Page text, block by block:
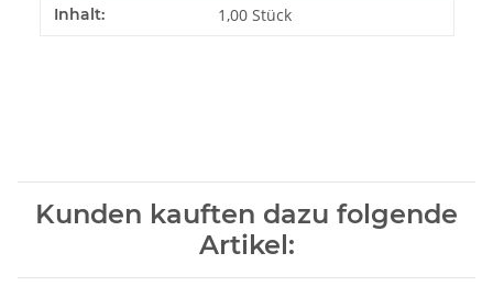
Inhalt: 1,00 Stück
Kunden kauften dazu folgende
Artikel: